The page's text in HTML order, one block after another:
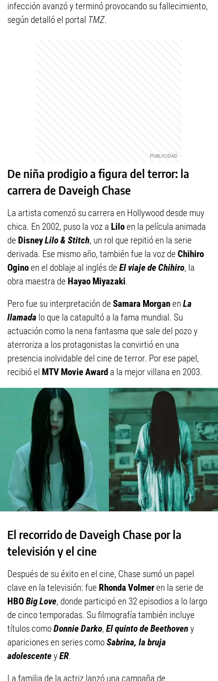
infección avanzó y terminó provocando su fallecimiento,
según detalló el portal TMZ.
De niña prodigio a figura del terror: la
carrera de Daveigh Chase
La artista comenzó su carrera en Hollywood desde muy
chica. En 2002, puso la voz a Liloen la película animada
de DisneyLilo & Stitch, un rol que repitió en la serie
derivada. Ese mismo año, también fue la voz de Chihiro
Oginoen el doblaje al inglés de El viaje de Chihiro, la
obra maestra de Hayao Miyazaki.
Pero fue su interpretación de Samara Morganen La
llamada lo que la catapultó a la fama mundial. Su
actuación como la nena fantasma que sale del pozo y
aterroriza a los protagonistas la convirtió en una
presencia inolvidable del cine de terror. Por ese papel,
recibió el MTV Movie Award a la mejor villana en 2003.
El recorrido de Daveigh Chase por la
televisión y el cine
Después de su éxito en el cine, Chase sumó un papel
clave en la televisión: fue Rhonda Volmeren la serie de
HBOBig Love, donde participó en 32 episodios a lo largo
de cinco temporadas. Su filmografía también incluye
títulos comoDonnie Darko, El quinto de Beethoveny
apariciones en series comoSabrina, la bruja
adolescenteyER.
La familia de la actriz lanzó una campaña de